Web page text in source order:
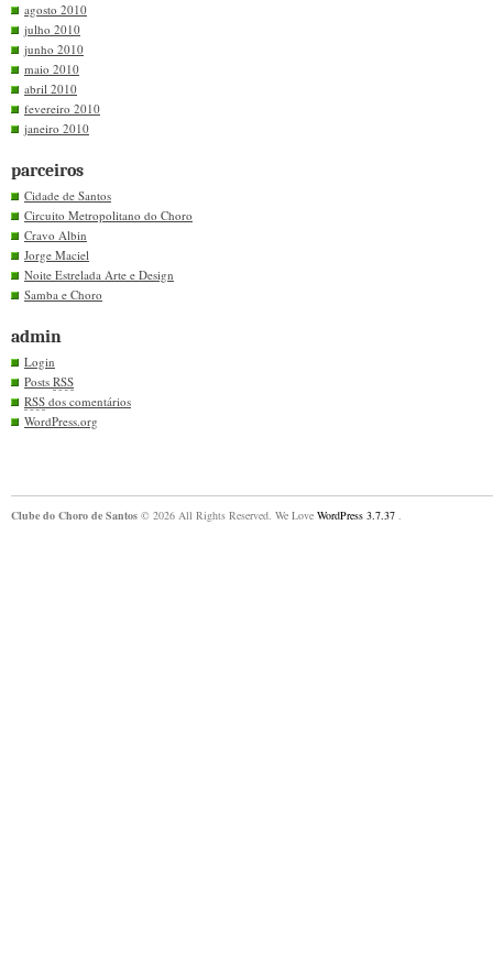
agosto 2010
julho 2010
junho 2010
maio 2010
abril 2010
fevereiro 2010
janeiro 2010
parceiros
Cidade de Santos
Circuito Metropolitano do Choro
Cravo Albin
Jorge Maciel
Noite Estrelada Arte e Design
Samba e Choro
admin
Login
Posts RSS
RSS dos comentários
WordPress.org
Clube do Choro de Santos © 2026 All Rights Reserved. We Love WordPress 3.7.37 .